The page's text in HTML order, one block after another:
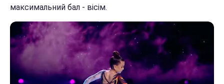
максимальний бал - вісім.